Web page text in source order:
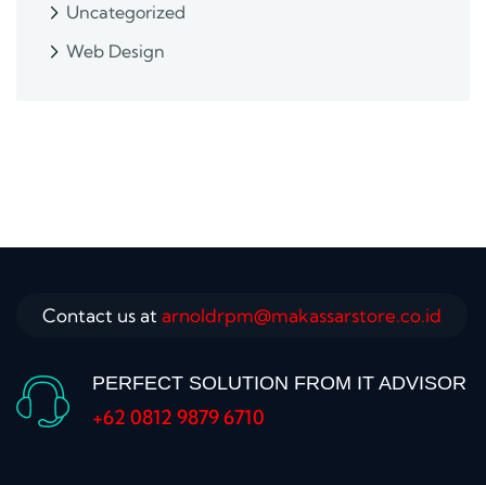
Uncategorized
Web Design
Contact us at arnoldrpm@makassarstore.co.id
PERFECT SOLUTION FROM IT ADVISOR
+62 0812 9879 6710